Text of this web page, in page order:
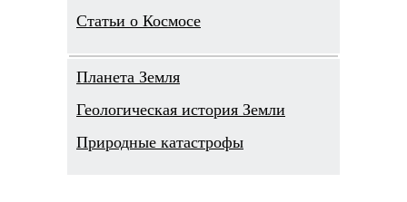
Cтатьи о Космосе
Планета Земля
Геологическая история Земли
Природные катастрофы